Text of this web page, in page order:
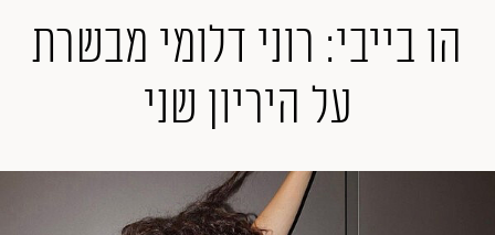
אופנה
ביוטי
סלבס
הו בייבי: רוני דלומי מבשרת
על היריון שני